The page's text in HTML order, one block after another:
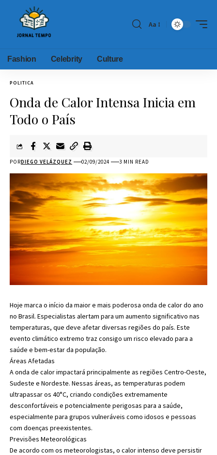
Aa
Fashion Celebrity Culture
POLITICA
Onda de Calor Intensa Inicia em
Todo o País
PORDIEGO VELÁZQUEZ 02/09/2024 3 MIN READ
Hoje marca o início da maior e mais poderosa onda de calor do ano
no Brasil. Especialistas alertam para um aumento significativo nas
temperaturas, que deve afetar diversas regiões do país. Este
evento climático extremo traz consigo um risco elevado para a
saúde e bem-estar da população.
Áreas Afetadas
A onda de calor impactará principalmente as regiões Centro-Oeste,
Sudeste e Nordeste. Nessas áreas, as temperaturas podem
ultrapassar os 40°C, criando condições extremamente
desconfortáveis e potencialmente perigosas para a saúde,
especialmente para grupos vulneráveis como idosos e pessoas
com doenças preexistentes.
Previsões Meteorológicas
De acordo com os meteorologistas, o calor intenso deve persistir